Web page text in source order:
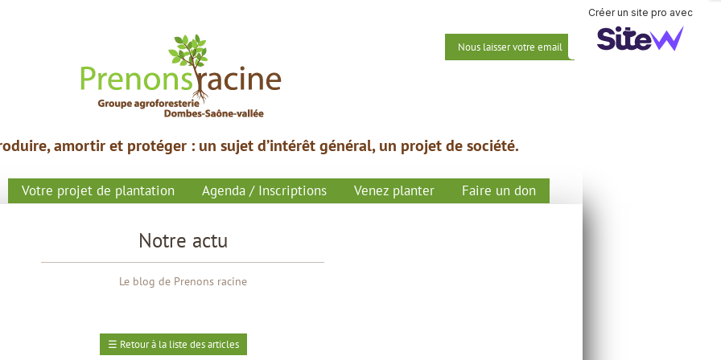
Créer un site pro avec
Votre projet de plantation Agenda / Inscriptions Venez planter Faire un don
amortir et protéger : un sujetd’intérêt général, un projet de société.
Nous laisser votre email
Notre actu
Le blog de Prenons racine
☰ Retour à la liste des articles